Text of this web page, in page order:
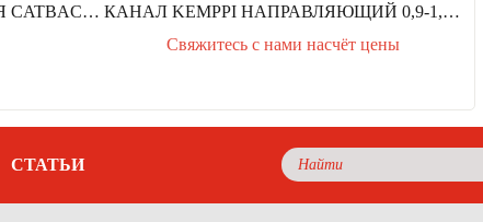
ПОДКЛАДКА КЕРАМИЧЕСКАЯ CATBACK 1G9-RD (20ШТ. ПО 0,6 М)
КАНАЛ KEMPPI НАПРАВЛЯЮЩИЙ 0,9-1,2 4,5M FE, 4188582
Свяжитесь с нами насчёт цены
д
СТАТЬИ